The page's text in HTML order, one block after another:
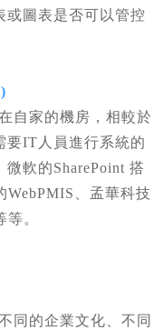
或圖表是否可以管控
自家的機房，相較於
要IT人員進行系統的
軟的SharePoint 搭
WebPMIS、孟華科技
。
同的企業文化、不同